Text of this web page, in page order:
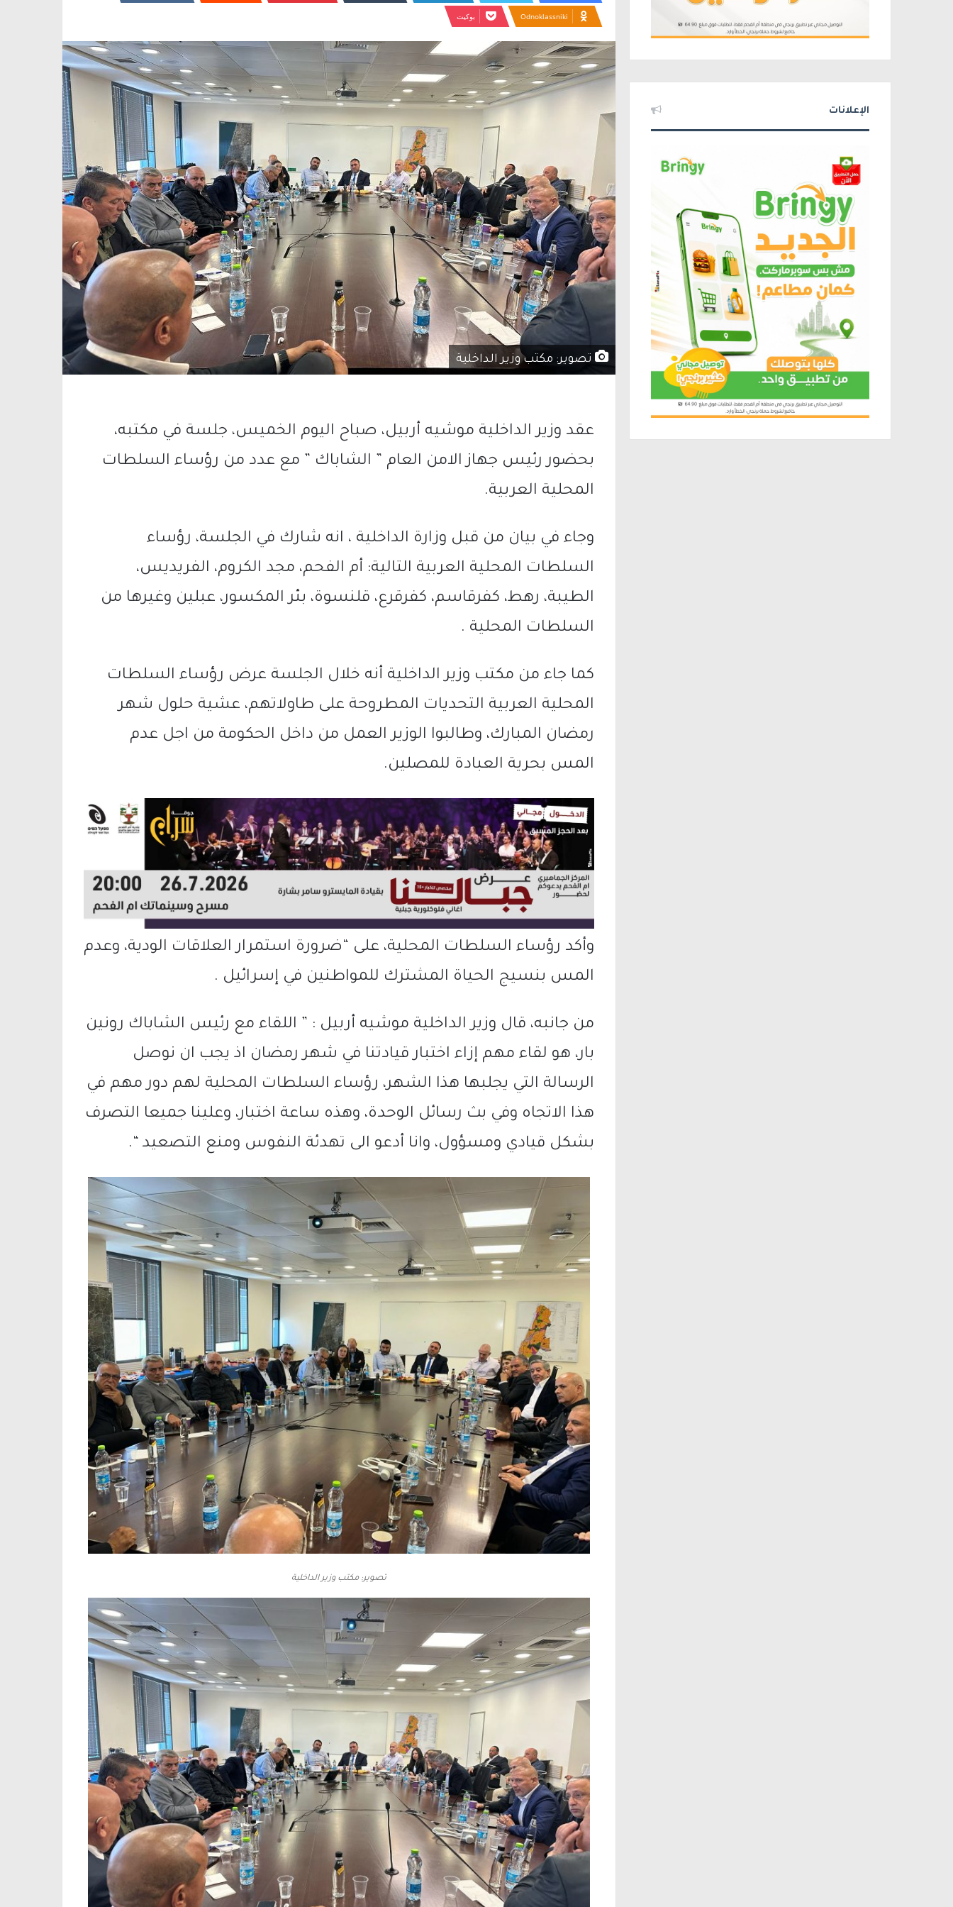
Odnoklassniki بوكيت
تصوير: مكتب وزير الداخلية
عقد وزير الداخلية موشيه أربيل، صباح اليوم الخميس، جلسة في مكتبه،
بحضور رئيس جهاز الامن العام ” الشاباك ” مع عدد من رؤساء السلطات
المحلية العربية.
وجاء في بيان من قبل وزارة الداخلية ، انه شارك في الجلسة، رؤساء
السلطات المحلية العربية التالية: أم الفحم، مجد الكروم، الفريديس،
الطيبة، رهط، كفرقاسم، كفرقرع، قلنسوة، بئر المكسور، عبلين وغيرها من
السلطات المحلية .
كما جاء من مكتب وزير الداخلية أنه خلال الجلسة عرض رؤساء السلطات
المحلية العربية التحديات المطروحة على طاولاتهم، عشية حلول شهر
رمضان المبارك، وطالبوا الوزير العمل من داخل الحكومة من اجل عدم
المس بحرية العبادة للمصلين.
وأكد رؤساء السلطات المحلية، على “ضرورة استمرار العلاقات الودية، وعدم
المس بنسيج الحياة المشترك للمواطنين في إسرائيل .
من جانبه، قال وزير الداخلية موشيه أربيل : ” اللقاء مع رئيس الشاباك رونين
بار، هو لقاء مهم إزاء اختبار قيادتنا في شهر رمضان اذ يجب ان نوصل
الرسالة التي يجلبها هذا الشهر، رؤساء السلطات المحلية لهم دور مهم في
هذا الاتجاه وفي بث رسائل الوحدة، وهذه ساعة اختبار، وعلينا جميعا التصرف
بشكل قيادي ومسؤول، وانا أدعو الى تهدئة النفوس ومنع التصعيد “.
تصوير: مكتب وزير الداخلية
الإعلانات